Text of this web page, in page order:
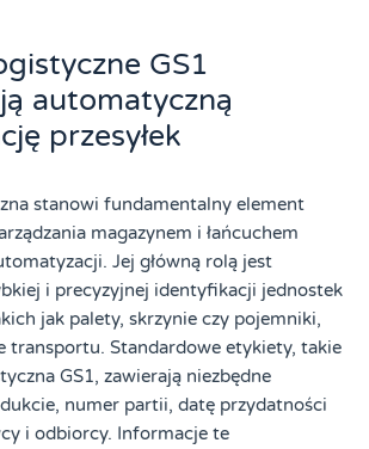
GS1
automatyczną
przesyłek
stanowi fundamentalny element
magazynem i łańcuchem
Jej główną rolą jest
i precyzyjnej identyfikacji jednostek
jak palety, skrzynie czy pojemniki,
transportu. Standardowe etykiety, takie
GS1, zawierają niezbędne
numer partii, datę przydatności
i odbiorcy. Informacje te